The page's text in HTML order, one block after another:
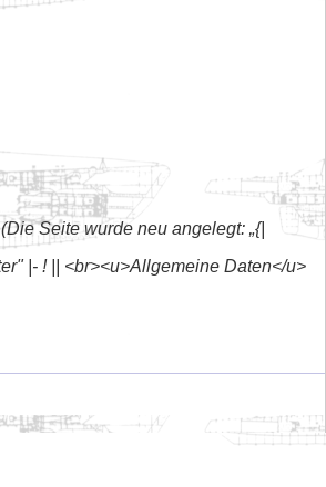
Die Seite wurde neu angelegt: „{|
|- ! || <br><u>Allgemeine Daten</u>